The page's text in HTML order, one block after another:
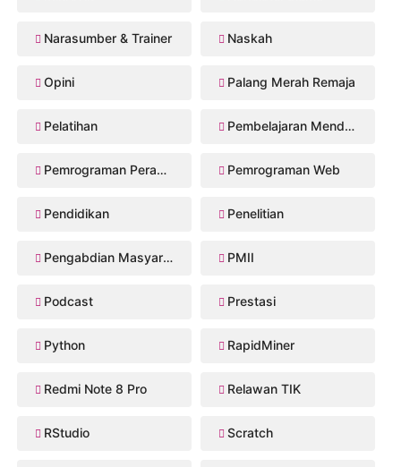
Narasumber & Trainer Naskah
Opini Palang Merah Remaja
Pelatihan Pembelajaran Mendalam
Pemrograman Perangkat Bergerak Pemrograman Web
Pendidikan Penelitian
Pengabdian Masyarakat PMII
Podcast Prestasi
Python RapidMiner
Redmi Note 8 Pro Relawan TIK
RStudio Scratch